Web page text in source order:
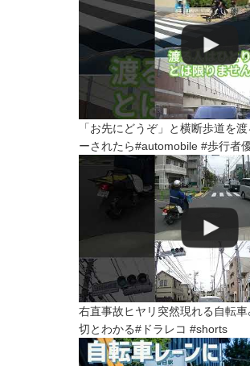
「お先にどうぞ」と横断歩道を
ーされたら#automobile #歩行者
右直事故ヒヤリ突然現れる自転車
切とわかる#ドラレコ #shorts